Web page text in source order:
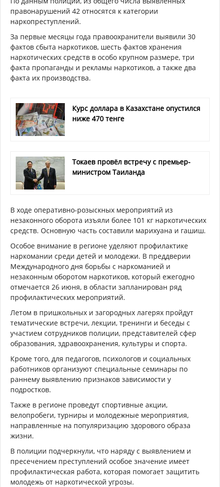
правонарушений 42 относятся к категории
наркопреступлений.
За первые месяцы года правоохранители выявили 30
фактов сбыта наркотиков, шесть фактов хранения
наркотических средств в особо крупном размере, три
факта пропаганды и рекламы наркотиков, а также два
факта их производства.
Курс доллара в Казахстане опустился
ниже 470 тенге
Токаев провёл встречу с премьер-
министром Таиланда
В ходе оперативно-розыскных мероприятий из
незаконного оборота изъяли более 101 кг наркотических
средств. Основную часть составили марихуана и гашиш.
Особое внимание в регионе уделяют профилактике
наркомании среди детей и молодежи. В преддверии
Международного дня борьбы с наркоманией и
незаконным оборотом наркотиков, который ежегодно
отмечается 26 июня, в области запланирован ряд
профилактических мероприятий.
Летом в пришкольных и загородных лагерях пройдут
тематические встречи, лекции, тренинги и беседы с
участием сотрудников полиции, представителей сфер
образования, здравоохранения, культуры и спорта.
Кроме того, для педагогов, психологов и социальных
работников организуют специальные семинары по
раннему выявлению признаков зависимости у
подростков.
Также в регионе проведут спортивные акции,
велопробеги, турниры и молодежные мероприятия,
направленные на популяризацию здорового образа
жизни.
В полиции подчеркнули, что наряду с выявлением и
пресечением преступлений особое значение имеет
профилактическая работа, которая помогает защитить
молодежь от наркотической угрозы.